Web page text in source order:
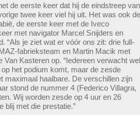
de eerste keer dat hij de eindstreep van
twee keer viel hij uit. Het was ook de
de eerste keer met de Iveco
met navigator Marcel Snijders en
“Als je ziet wat er vóór ons zit: drie full-
fabrieksteam en Martin Macik met
Van Kasteren op. “Iedereen verwacht wel
het podium komt, maar de zesde
maximaal haalbare. De verschillen zijn
stond de nummer 4 (Federico Villagra,
Wij worden zesde op 4 uur en 26
blij met die prestatie.”